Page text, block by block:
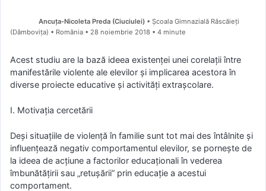
Ancuța-Nicoleta Preda (Ciuciulei) • Școala Gimnazială Răscăieți
(Dâmboviţa) • România
28 noiembrie 2018 • 4 minute
Acest studiu are la bază ideea existenței unei corelații între
manifestările violente ale elevilor și implicarea acestora în
diverse proiecte educative și activități extrașcolare.
I. Motivația cercetării
Deși situațiile de violență în familie sunt tot mai des întâlnite și
influențează negativ comportamentul elevilor, se pornește de
la ideea de acțiune a factorilor educaționali în vederea
îmbunătățirii sau „retușării” prin educație a acestui
comportament.